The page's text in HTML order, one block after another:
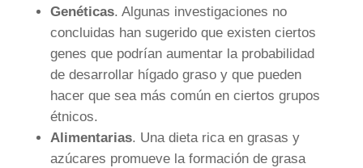
Genéticas. Algunas investigaciones no
concluidas han sugerido que existen ciertos
genes que podrían aumentar la probabilidad
de desarrollar hígado graso y que pueden
hacer que sea más común en ciertos grupos
étnicos.
Alimentarias. Una dieta rica en grasas y
azúcares promueve la formación de grasa